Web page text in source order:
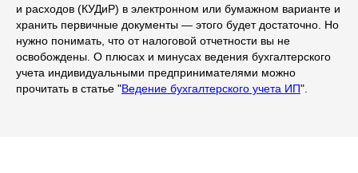
и расходов (КУДиР) в электронном или бумажном варианте и
хранить первичные документы — этого будет достаточно. Но
нужно понимать, что от налоговой отчетности вы не
освобождены. О плюсах и минусах ведения бухгалтерского
учета индивидуальными предпринимателями можно
прочитать в статье "Ведение бухгалтерского учета ИП".